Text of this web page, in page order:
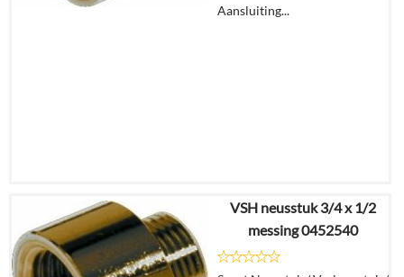
Aansluiting...
€26,49
€19,28
VSH neusstuk 3/4 x 1/2
messing 0452540